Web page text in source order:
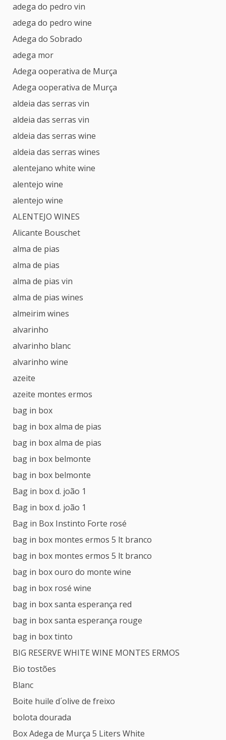
adega do pedro vin
adega do pedro wine
Adega do Sobrado
adega mor
Adega ooperativa de Murça
Adega ooperativa de Murça
aldeia das serras vin
aldeia das serras vin
aldeia das serras wine
aldeia das serras wines
alentejano white wine
alentejo wine
alentejo wine
ALENTEJO WINES
Alicante Bouschet
alma de pias
alma de pias
alma de pias vin
alma de pias wines
almeirim wines
alvarinho
alvarinho blanc
alvarinho wine
azeite
azeite montes ermos
bag in box
bag in box alma de pias
bag in box alma de pias
bag in box belmonte
bag in box belmonte
Bag in box d. joão 1
Bag in box d. joão 1
Bag in Box Instinto Forte rosé
bag in box montes ermos 5 lt branco
bag in box montes ermos 5 lt branco
bag in box ouro do monte wine
bag in box rosé wine
bag in box santa esperança red
bag in box santa esperança rouge
bag in box tinto
BIG RESERVE WHITE WINE MONTES ERMOS
Bio tostões
Blanc
Boite huile d´olive de freixo
bolota dourada
Box Adega de Murça 5 Liters White